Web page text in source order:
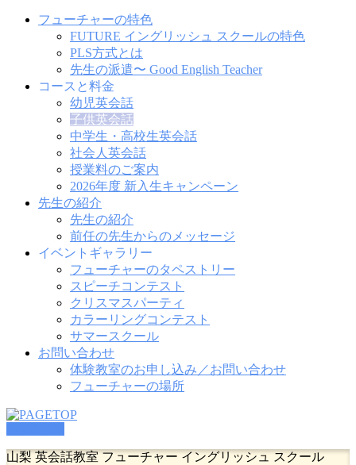
フューチャーの特色
FUTURE イングリッシュ スクールの特色
PLS方式とは
先生の派遣〜 Good English Teacher
コースと料金
幼児英会話
子供英会話
中学生・高校生英会話
社会人英会話
授業料のご案内
2026年度 新入生キャンペーン
先生の紹介
先生の紹介
前任の先生からのメッセージ
イベントギャラリー
フューチャーのタペストリー
スピーチコンテスト
クリスマスパーティ
カラーリングコンテスト
サマースクール
お問い合わせ
体験教室のお申し込み／お問い合わせ
フューチャーの場所
山梨 英会話教室 フューチャー イングリッシュ スクール